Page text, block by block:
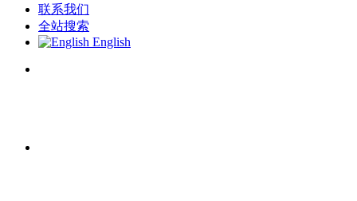
联系我们
全站搜索
English